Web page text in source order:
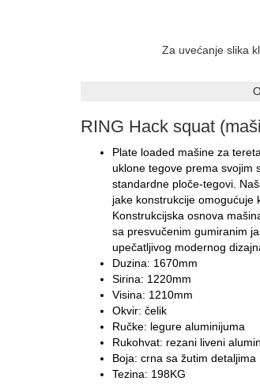
Za uvećanje slika
RING Hack squat
Plate loaded mašine za
uklone tegove prema svojim
standardne ploče-tegovi.
jake konstrukcije omogućuje
Konstrukcijska osnova
sa presvučenim gumiranim
upečatljivog modernog
Duzina: 1670mm
Sirina: 1220mm
Visina: 1210mm
Okvir: čelik
Ručke: legure aluminijuma
Rukohvat: rezani liveni
Boja: crna sa žutim detaljima
Tezina: 198KG